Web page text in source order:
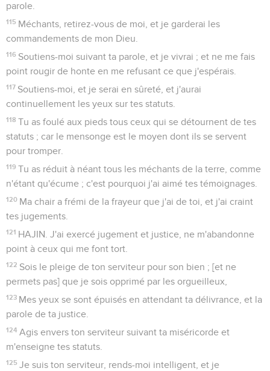
parole.
115 Méchants, retirez-vous de moi, et je garderai les
commandements de mon Dieu.
116 Soutiens-moi suivant ta parole, et je vivrai ; et ne me fais
point rougir de honte en me refusant ce que j'espérais.
117 Soutiens-moi, et je serai en sûreté, et j'aurai
continuellement les yeux sur tes statuts.
118 Tu as foulé aux pieds tous ceux qui se détournent de tes
statuts ; car le mensonge est le moyen dont ils se servent
pour tromper.
119 Tu as réduit à néant tous les méchants de la terre, comme
n'étant qu'écume ; c'est pourquoi j'ai aimé tes témoignages.
120 Ma chair a frémi de la frayeur que j'ai de toi, et j'ai craint
tes jugements.
121 HAJIN. J'ai exercé jugement et justice, ne m'abandonne
point à ceux qui me font tort.
122 Sois le pleige de ton serviteur pour son bien ; [et ne
permets pas] que je sois opprimé par les orgueilleux,
123 Mes yeux se sont épuisés en attendant ta délivrance, et la
parole de ta justice.
124 Agis envers ton serviteur suivant ta miséricorde et
m'enseigne tes statuts.
125 Je suis ton serviteur, rends-moi intelligent, et je